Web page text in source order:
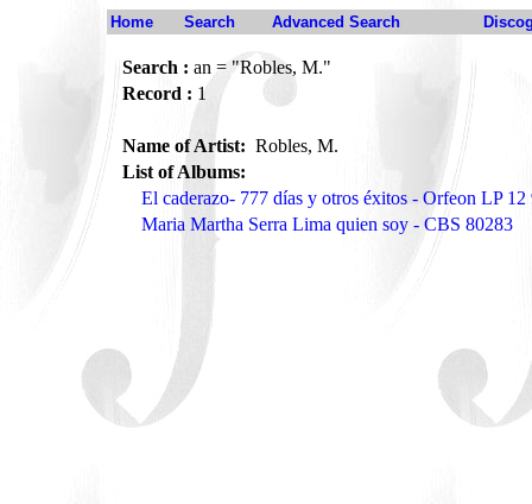
Home Search Advanced Search
Search : an = "Robles, M."
Record : 1
Name of Artist: Robles, M.
List of Albums:
El caderazo- 777 días y otros éxitos - Orfeon LP 12
Maria Martha Serra Lima quien soy - CBS 80283